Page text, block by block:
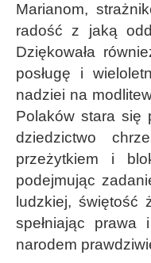
Marianom,
radość z jaką
Dziękowała
posługę i
nadziei na
Polaków stara się
dziedzictwo
przeżytkiem i
podejmując
ludzkiej,
spełniając
narodem